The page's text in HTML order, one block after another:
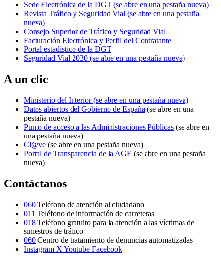
Sede Electrónica de la DGT (se abre en una pestaña nueva)
Revista Tráfico y Seguridad Vial (se abre en una pestaña
nueva)
Consejo Superior de Tráfico y Seguridad Vial
Facturación Electrónica y Perfil del Contratante
Portal estadístico de la DGT
Seguridad Vial 2030 (se abre en una pestaña nueva)
A un clic
Ministerio del Interior(se abre en una pestaña nueva)
Datos abiertos del Gobierno de España (se abre en una
pestaña nueva)
Punto de acceso a las Administraciones Públicas (se abre en
una pestaña nueva)
Cl@ve (se abre en una pestaña nueva)
Portal de Transparencia de la AGE (se abre en una pestaña
nueva)
Contáctanos
060 Teléfono de atención al ciudadano
011 Teléfono de información de carreteras
018 Teléfono gratuito para la atención a las víctimas de
siniestros de tráfico
060 Centro de tratamiento de denuncias automatizadas
Instagram X Youtube Facebook